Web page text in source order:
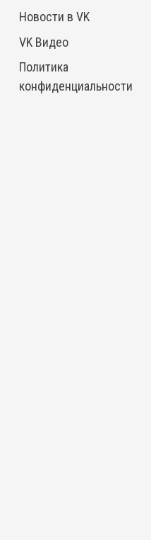
Новости в VK
VK Видео
Политика
конфиденциальности